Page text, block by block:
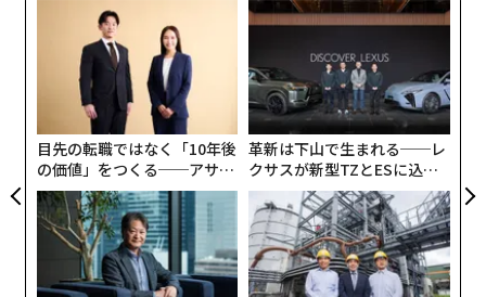
ウーバー「空のタクシー」内装のこだわり 仏企業と開発
アメリカで「最も速く消滅しつつある職業」ランキング
空港のUSB充電ポートは極めて危険、セキュリティ専門家が警告
外国人にとって危険な10の旅先、特に女性は要警戒の各国
advertisement
近年では創業当初からのネット通販のみならず、「クラ
ウドサービスの雄」としても多くの企業や団体にそのサ
ービスを提供する企業となっていることは周知の通り
だ。その企業価値は2018年には1兆ドル（100兆円）を
超え、時価総額世界一となった。
その会社が、実は2000年から2001年にかけて「Amazo
n.bomb（アマゾン爆弾＝爆発（倒産）寸前）」や「Am
azon.gov（government＝政府のように赤字を垂れ流
す）」と揶揄されていたことを知っている人は、それほ
目先の転職ではなく「10年後
の価値」をつくる──アサイ
ンの長期伴走型支援とは
革新は下山で生まれる──レ
クサスが新型TZとESに込め
た「DISCOVER」の哲学